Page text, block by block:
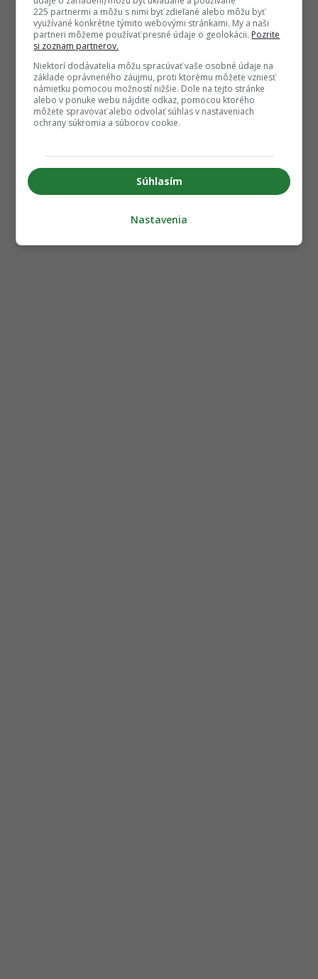
225 partnermi a môžu s nimi byť zdieľané alebo môžu byť
využívané konkrétne týmito webovými stránkami. My a naši
partneri môžeme používať presné údaje o geolokácii. Pozrite
si zoznam partnerov.
Niektorí dodávatelia môžu spracúvať vaše osobné údaje na
základe oprávneného záujmu, proti ktorému môžete vzniesť
námietku pomocou možností nižšie. Dole na tejto stránke
alebo v ponuke webu nájdite odkaz, pomocou ktorého
môžete spravovať alebo odvolať súhlas v nastaveniach
ochrany súkromia a súborov cookie.
Súhlasím
Nastavenia